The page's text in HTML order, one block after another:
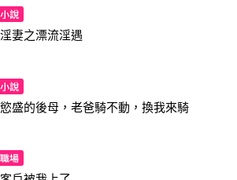
說
妻之漂流淫遇
說
盛的後母，老爸騎不動，換我來騎
場